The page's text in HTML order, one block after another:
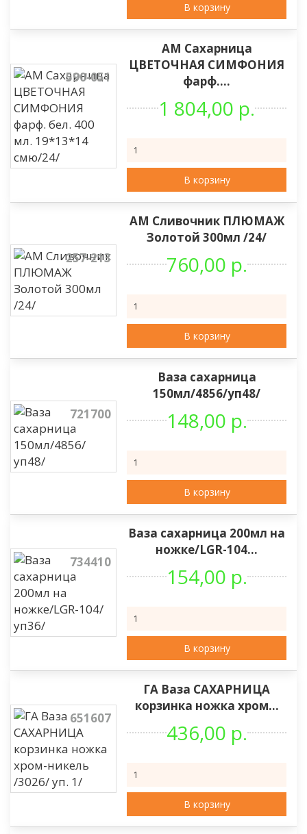
В корзину
590-051
АМ Сахарница
ЦВЕТОЧНАЯ СИМФОНИЯ
фарф....
1 804,00 р.
В корзину
257-213
АМ Сливочник ПЛЮМАЖ
Золотой 300мл /24/
760,00 р.
В корзину
721700
Ваза сахарница
150мл/4856/уп48/
148,00 р.
В корзину
734410
Ваза сахарница 200мл на
ножке/LGR-104...
154,00 р.
В корзину
651607
ГА Ваза САХАРНИЦА
корзинка ножка хром...
436,00 р.
В корзину